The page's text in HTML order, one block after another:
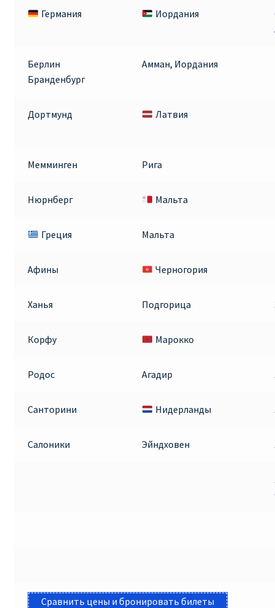
Германия Иордания
Берлин
Бранденбург
Амман, Иордания
Дортмунд Латвия
Мемминген Рига
Нюрнберг Мальта
Греция Мальта
Афины Черногория
Ханья Подгорица
Корфу Марокко
Родос Агадир
Санторини Нидерланды
Салоники Эйндховен
Сравнить цены и бронировать билеты